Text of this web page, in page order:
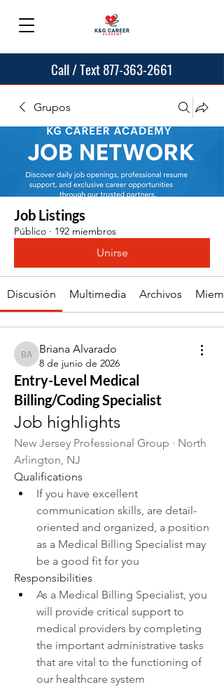
Call / Text 877-363-2661
Grupos
Job Listings
Público · 192 miembros
Unirse
Discusión Multimedia Archivos
Briana Alvarado
Briana Alvarado
8 de junio de 2026
Entry-Level Medical
Billing/Coding Specialist
Job highlights
New Jersey Professional Group · North
Arlington, NJ
Qualifications
If you have excellent
communication skills, are detail-
oriented and organized, a position
as a Medical Billing Specialist may
be a good fit for you
Responsibilities
As a Medical Billing Specialist, you
will provide critical support to
medical providers by completing
the important administrative tasks
that are vital to the functioning of
our healthcare system